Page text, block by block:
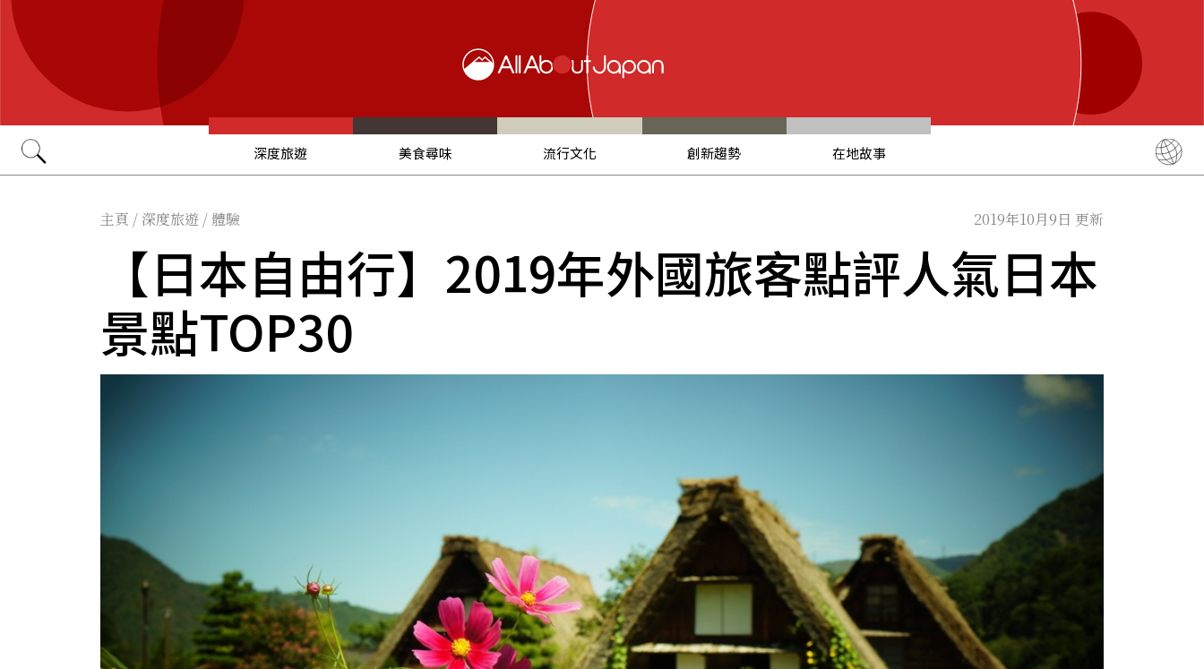
深度旅遊 美食尋味 流行文化 創新趨勢 在地故事
简体中文
ภาษาไทย
主頁 / 深度旅遊 /體驗 2019年10月9日 更新
【日本自由行】2019年外國旅客點評人氣日本
景點TOP30